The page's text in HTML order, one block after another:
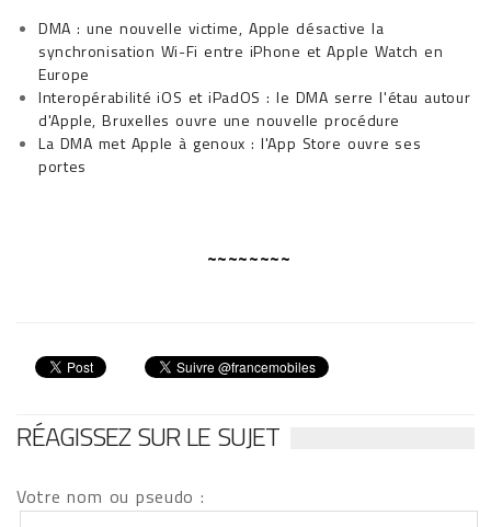
DMA : une nouvelle victime, Apple désactive la
synchronisation Wi-Fi entre iPhone et Apple Watch en
Europe
Interopérabilité iOS et iPadOS : le DMA serre l'étau autour
d'Apple, Bruxelles ouvre une nouvelle procédure
La DMA met Apple à genoux : l'App Store ouvre ses
portes
~~~~~~~~
RÉAGISSEZ SUR LE SUJET
Votre nom ou pseudo :